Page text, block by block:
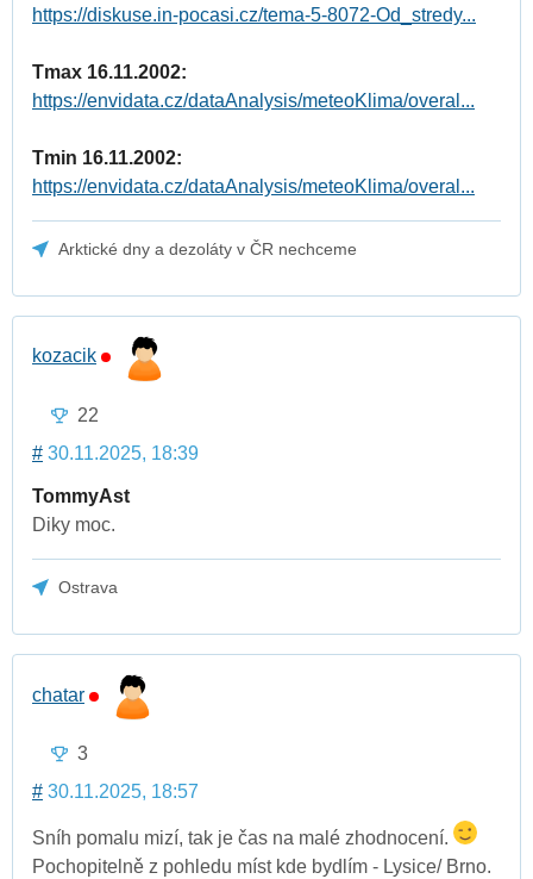
https://diskuse.in-pocasi.cz/tema-5-8072-Od_stredy...
Tmax 16.11.2002:
https://envidata.cz/dataAnalysis/meteoKlima/overal...
Tmin 16.11.2002:
https://envidata.cz/dataAnalysis/meteoKlima/overal...
Arktické dny a dezoláty v ČR nechceme
kozacik
22
# 30.11.2025, 18:39
TommyAst
Diky moc.
Ostrava
chatar
3
# 30.11.2025, 18:57
Sníh pomalu mizí, tak je čas na malé zhodnocení.
Pochopitelně z pohledu míst kde bydlím - Lysice/ Brno.